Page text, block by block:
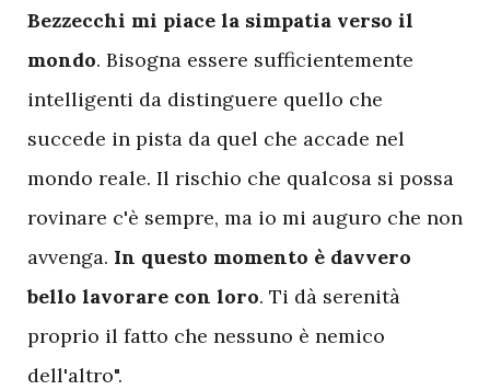
Bezzecchi mi piace la simpatia verso il
mondo. Bisogna essere sufficientemente
intelligenti da distinguere quello che
succede in pista da quel che accade nel
mondo reale. Il rischio che qualcosa si possa
rovinare c'è sempre, ma io mi auguro che non
avvenga. In questo momento è davvero
bello lavorare con loro. Ti dà serenità
proprio il fatto che nessuno è nemico
dell'altro".